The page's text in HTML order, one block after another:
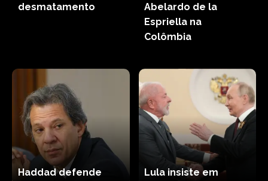
desmatamento
Abelardo de la
Espriella na
Colômbia
Haddad defende
Lula insiste em